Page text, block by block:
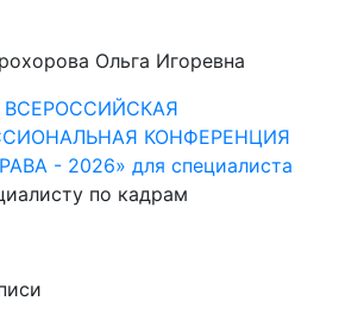
Ольга Игоревна
ВСЕРОССИЙСКАЯ
КОНФЕРЕНЦИЯ
- 2026» для специалиста
по кадрам